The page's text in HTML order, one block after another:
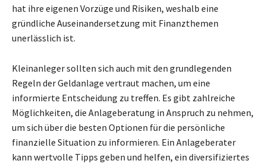
hat ihre eigenen Vorzüge und Risiken, weshalb eine
gründliche Auseinandersetzung mit Finanzthemen
unerlässlich ist.
Kleinanleger sollten sich auch mit den grundlegenden
Regeln der Geldanlage vertraut machen, um eine
informierte Entscheidung zu treffen. Es gibt zahlreiche
Möglichkeiten, die Anlageberatung in Anspruch zu nehmen,
um sich über die besten Optionen für die persönliche
finanzielle Situation zu informieren. Ein Anlageberater
kann wertvolle Tipps geben und helfen, ein diversifiziertes